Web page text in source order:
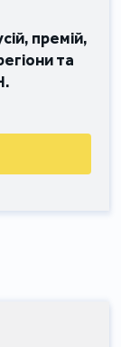
премій,
та